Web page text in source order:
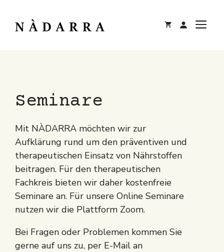
Inhalt
springen
Seminare
Mit NÀDARRA möchten wir zur
Aufklärung rund um den präventiven und
therapeutischen Einsatz von Nährstoffen
beitragen. Für den therapeutischen
Fachkreis bieten wir daher kostenfreie
Seminare an. Für unsere Online Seminare
nutzen wir die Plattform Zoom.
Bei Fragen oder Problemen kommen Sie
gerne auf uns zu, per E-Mail an